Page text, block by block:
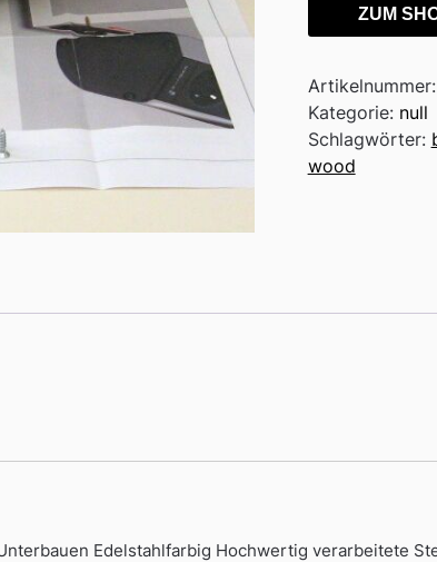
ZUM
Artikelnummer:
Kategorie: null
Schlagwörter:
wood
Edelstahlfarbig Hochwertig verarbeitete